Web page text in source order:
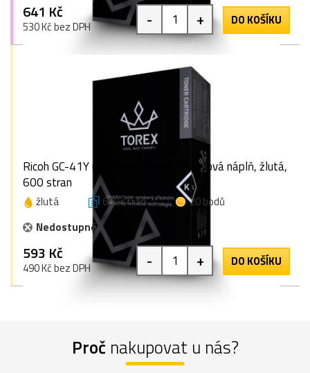
641 Kč
530 Kč bez DPH - + DO KOŠÍKU
Ricoh GC-41Y (405768), TOREX® gelová náplň, žlutá,
600 stran
žlutá 600 stran
20 bodů
Nedostupné
593 Kč
490 Kč bez DPH - + DO KOŠÍKU
Proč nakupovat u nás?